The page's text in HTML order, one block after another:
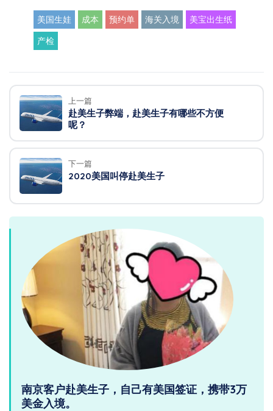
美国生娃 成本 预约单 海关入境 美宝出生纸
产检
上一篇
赴美生子弊端，赴美生子有哪些不方便
呢？
下一篇
2020美国叫停赴美生子
南京客户赴美生子，自己有美国签证，携带3万
美金入境。